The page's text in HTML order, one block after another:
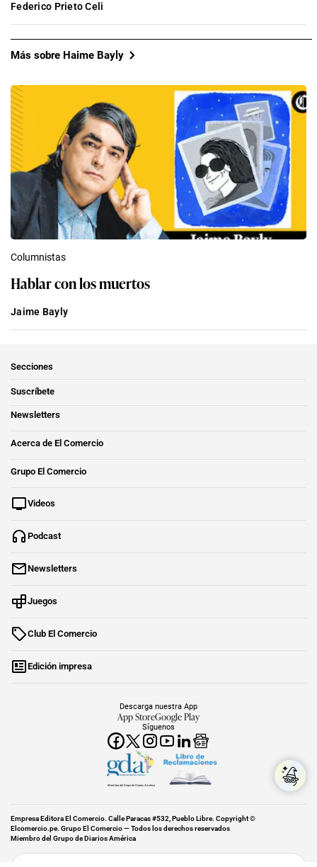
Federico Prieto Celi
Más sobre Haime Bayly
Columnistas
Hablar con los muertos
Jaime Bayly
Secciones
Suscríbete
Newsletters
Acerca de El Comercio
Grupo El Comercio
Videos
Podcast
Newsletters
Juegos
Club El Comercio
Edición impresa
Síguenos
Descarga nuestra App
App StoreGoogle Play
Miembro del Grupo de Diarios América
Empresa Editora El Comercio. Calle Paracas #532, Pueblo Libre. Copyright ©
Elcomercio.pe. Grupo El Comercio — Todos los derechos reservados
Miembro del Grupo de Diarios América